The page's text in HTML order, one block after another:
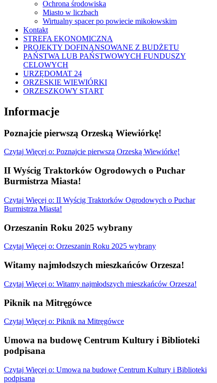
Ochrona środowiska
Miasto w liczbach
Wirtualny spacer po powiecie mikołowskim
Kontakt
STREFA EKONOMICZNA
PROJEKTY DOFINANSOWANE Z BUDŻETU
PAŃSTWA LUB PAŃSTWOWYCH FUNDUSZY
CELOWYCH
URZĘDOMAT 24
ORZESKIE WIEWIÓRKI
ORZESZKOWY START
Informacje
Poznajcie pierwszą Orzeską Wiewiórkę!
Czytaj Więcej o: Poznajcie pierwszą Orzeską Wiewiórkę!
II Wyścig Traktorków Ogrodowych o Puchar
Burmistrza Miasta!
Czytaj Więcej o: II Wyścig Traktorków Ogrodowych o Puchar
Burmistrza Miasta!
Orzeszanin Roku 2025 wybrany
Czytaj Więcej o: Orzeszanin Roku 2025 wybrany
Witamy najmłodszych mieszkańców Orzesza!
Czytaj Więcej o: Witamy najmłodszych mieszkańców Orzesza!
Piknik na Mitręgówce
Czytaj Więcej o: Piknik na Mitręgówce
Umowa na budowę Centrum Kultury i Biblioteki
podpisana
Czytaj Więcej o: Umowa na budowę Centrum Kultury i Biblioteki
podpisana